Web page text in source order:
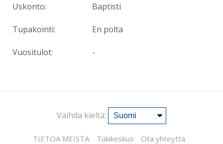
Uskonto: Baptisti
Tupakointi: En polta
Vuositulot: -
Vaihda kieltä:
TIETOA MEISTÄ Tukikeskus
Ota yhteyttä